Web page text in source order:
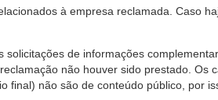
à empresa reclamada. Caso
de informações
não houver sido prestado. Os
não são de conteúdo público, por